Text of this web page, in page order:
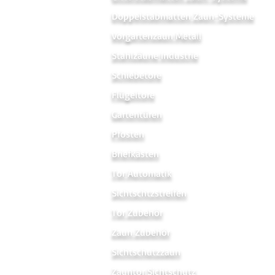
Doppelstabmatten Zaun-Systeme
Vorgartenzaun Metall
Stahlzäune Industrie
Schiebetore
Flügeltore
Gartentüren
Pfosten
Briefkästen
Tor Automatik
Sichtschtzstreifen
Tor Zubehör
Zaun Zubehör
Sichtschutzzaun
Zauntor Sichtschutz